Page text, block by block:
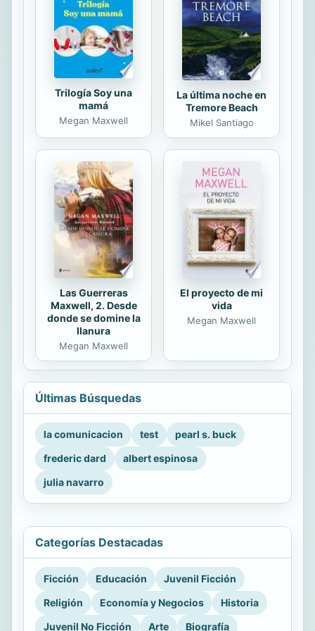
que conoces. —Geri Stengel, Forbes
Estos cuentos para antes de dormir
no son protagonizados por
princesas,...
Trilogía Soy una
mamá
Megan Maxwell
La última noche en
Tremore Beach
Mikel Santiago
Las Guerreras
Maxwell, 2. Desde
donde se domine la
llanura
Megan Maxwell
El proyecto de mi
vida
Megan Maxwell
Últimas Búsquedas
la comunicacion test
pearl s. buck
frederic dard
albert espinosa
julia navarro
Categorías Destacadas
Ficción Educación
Juvenil Ficción
Religión
Economía y Negocios
Historia
Juvenil No Ficción
Arte Biografía